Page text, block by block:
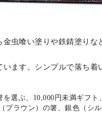
虫喰い塗りや鉄錆塗り
ます。シンプルで落ち
選ぶ、10,000円未満ギフ
ブラウン）の箸、銀色（シ